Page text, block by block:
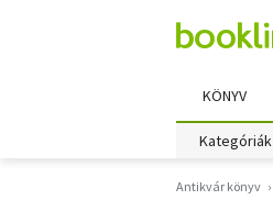
KÖNYV
Kategóriák
Antikvár könyv